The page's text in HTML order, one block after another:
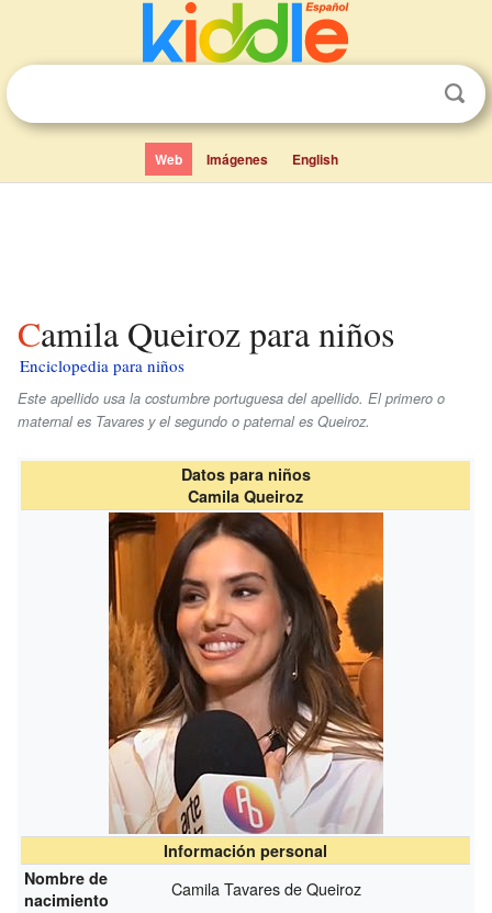
Web Imágenes English
Camila Queiroz para niños
Enciclopedia para niños
Este apellido usa la costumbre portuguesa del apellido. El primero o
maternal es Tavares y el segundo o paternal es Queiroz.
Datos para niños
Camila Queiroz
Información personal
Nombre de
nacimiento
Camila Tavares de Queiroz